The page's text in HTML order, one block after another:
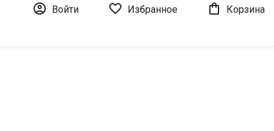
 Войти  Избранное  Корзина